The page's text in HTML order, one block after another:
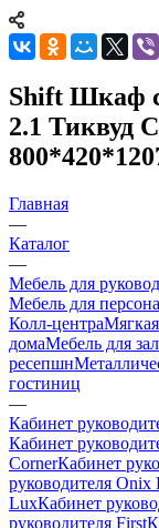
Shift Шкаф
2.1 Тиквуд
Главная
—
Каталог
—
Мебель для
Мебель для
Колл-центра
домаМебель для
ресепшн
гостиниц
—
Кабинет
Кабинет
CornerКабинет
руководителя Onix
LuxКабинет
руководителя First